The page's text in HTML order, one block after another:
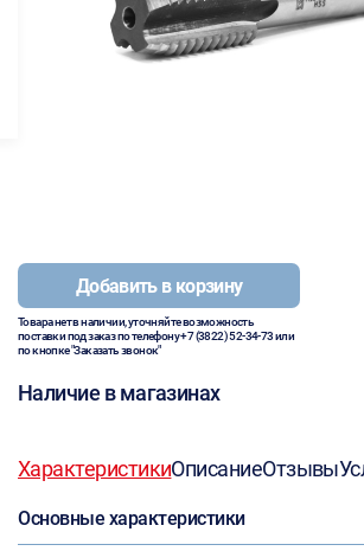
Добавить в корзину
Товара нет в наличии, уточняйте возможность
поставки под заказ по телефону+7 (3822) 52-34-73или
по кнопке "Заказать звонок"
Наличие в магазинах
ХарактеристикиОписаниеОтзывы
Основные характеристики